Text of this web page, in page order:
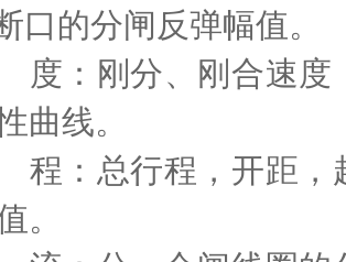
口的分闸反弹幅值。
度： 刚分、刚合速
曲线。
程： 总行程，开距，
。